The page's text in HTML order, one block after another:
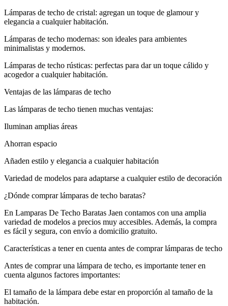
Lámparas de techo de cristal: agregan un toque de glamour y
elegancia a cualquier habitación.
Lámparas de techo modernas: son ideales para ambientes
minimalistas y modernos.
Lámparas de techo rústicas: perfectas para dar un toque cálido y
acogedor a cualquier habitación.
Ventajas de las lámparas de techo
Las lámparas de techo tienen muchas ventajas:
Iluminan amplias áreas
Ahorran espacio
Añaden estilo y elegancia a cualquier habitación
Variedad de modelos para adaptarse a cualquier estilo de decoración
¿Dónde comprar lámparas de techo baratas?
En Lamparas De Techo Baratas Jaen contamos con una amplia
variedad de modelos a precios muy accesibles. Además, la compra
es fácil y segura, con envío a domicilio gratuito.
Características a tener en cuenta antes de comprar lámparas de techo
Antes de comprar una lámpara de techo, es importante tener en
cuenta algunos factores importantes:
El tamaño de la lámpara debe estar en proporción al tamaño de la
habitación.